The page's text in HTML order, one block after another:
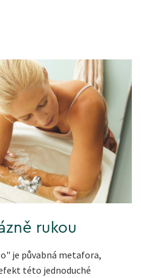
rukou
je půvabná metafora,
této jednoduché